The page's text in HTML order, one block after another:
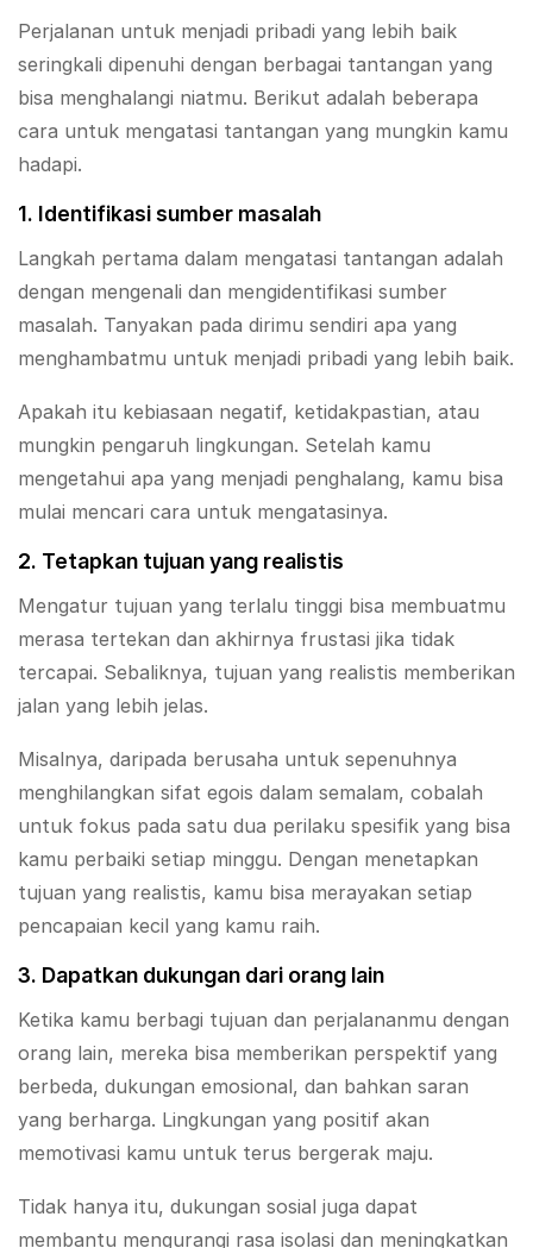
Perjalanan untuk menjadi pribadi yang lebih baik
seringkali dipenuhi dengan berbagai tantangan yang
bisa menghalangi niatmu. Berikut adalah beberapa
cara untuk mengatasi tantangan yang mungkin kamu
hadapi.
1. Identifikasi sumber masalah
Langkah pertama dalam mengatasi tantangan adalah
dengan mengenali dan mengidentifikasi sumber
masalah. Tanyakan pada dirimu sendiri apa yang
menghambatmu untuk menjadi pribadi yang lebih baik.
Apakah itu kebiasaan negatif, ketidakpastian, atau
mungkin pengaruh lingkungan. Setelah kamu
mengetahui apa yang menjadi penghalang, kamu bisa
mulai mencari cara untuk mengatasinya.
2. Tetapkan tujuan yang realistis
Mengatur tujuan yang terlalu tinggi bisa membuatmu
merasa tertekan dan akhirnya frustasi jika tidak
tercapai. Sebaliknya, tujuan yang realistis memberikan
jalan yang lebih jelas.
Misalnya, daripada berusaha untuk sepenuhnya
menghilangkan sifat egois dalam semalam, cobalah
untuk fokus pada satu dua perilaku spesifik yang bisa
kamu perbaiki setiap minggu. Dengan menetapkan
tujuan yang realistis, kamu bisa merayakan setiap
pencapaian kecil yang kamu raih.
3. Dapatkan dukungan dari orang lain
Ketika kamu berbagi tujuan dan perjalananmu dengan
orang lain, mereka bisa memberikan perspektif yang
berbeda, dukungan emosional, dan bahkan saran
yang berharga. Lingkungan yang positif akan
memotivasi kamu untuk terus bergerak maju.
Tidak hanya itu, dukungan sosial juga dapat
membantu mengurangi rasa isolasi dan meningkatkan